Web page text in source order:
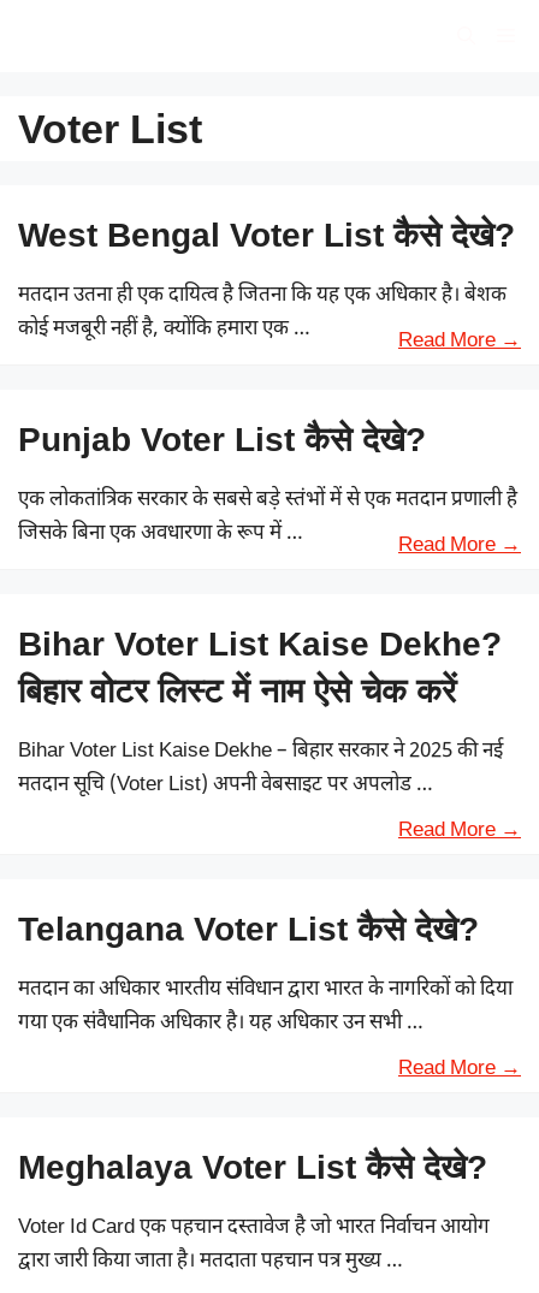
Voter List
West Bengal Voter List कैसे देखे?
मतदान उतना ही एक दायित्व है जितना कि यह एक अधिकार है। बेशक
कोई मजबूरी नहीं है, क्योंकि हमारा एक …
Read More →
Punjab Voter List कैसे देखे?
एक लोकतांत्रिक सरकार के सबसे बड़े स्तंभों में से एक मतदान प्रणाली है
जिसके बिना एक अवधारणा के रूप में …
Read More →
Bihar Voter List Kaise Dekhe?
बिहार वोटर लिस्ट में नाम ऐसे चेक करें
Bihar Voter List Kaise Dekhe – बिहार सरकार ने 2025 की नई
मतदान सूचि (Voter List) अपनी वेबसाइट पर अपलोड …
Read More →
Telangana Voter List कैसे देखे?
मतदान का अधिकार भारतीय संविधान द्वारा भारत के नागरिकों को दिया
गया एक संवैधानिक अधिकार है। यह अधिकार उन सभी …
Read More →
Meghalaya Voter List कैसे देखे?
Voter Id Card एक पहचान दस्तावेज है जो भारत निर्वाचन आयोग
द्वारा जारी किया जाता है। मतदाता पहचान पत्र मुख्य …